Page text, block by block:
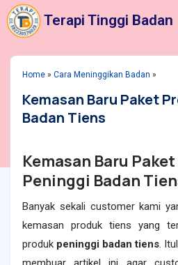
Terapi Tinggi Badan
Home » Cara Meninggikan Badan »
Kemasan Baru Paket
Badan Tiens
Kemasan Baru
Peninggi Badan
Banyak sekali customer kami
kemasan produk tiens yang
produk peninggi badan tiens.